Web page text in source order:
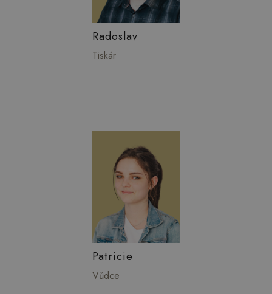
Radoslav
Tiskár
Patricie
Vůdce